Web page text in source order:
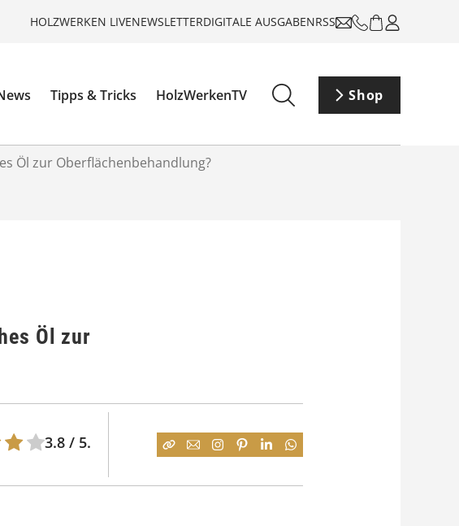
HOLZWERKEN LIVENEWSLETTERDIGITALE AUSGABENRSS
Tipps & Tricks HolzWerkenTV Shop
Öl zur Oberflächenbehandlung?
Öl zur
3.8 / 5.